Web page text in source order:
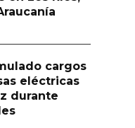
cargos
eléctricas
durante